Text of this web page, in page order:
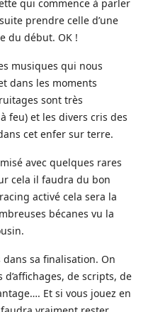
qui commence à parler
prendre celle d’une
du début. OK !
musiques qui nous
dans les moments
sont très
feu) et les divers cris des
cet enfer sur terre.
avec quelques rares
cela il faudra du bon
activé cela sera la
bécanes vu la
sa finalisation. On
de scripts, de
Et si vous jouez en